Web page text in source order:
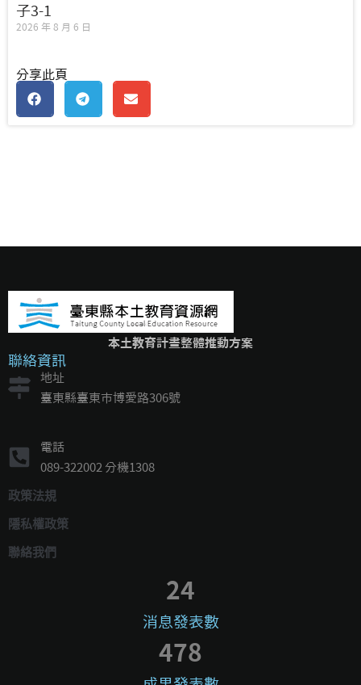
子3-1
2026 年 8 月 6 日
分享此頁
本土教育計畫整體推動方案
聯絡資訊
地址
臺東縣臺東市博愛路306號
電話
089-322002 分機1308
政策法規
隱私權政策
聯絡我們
消息發表數
24
478